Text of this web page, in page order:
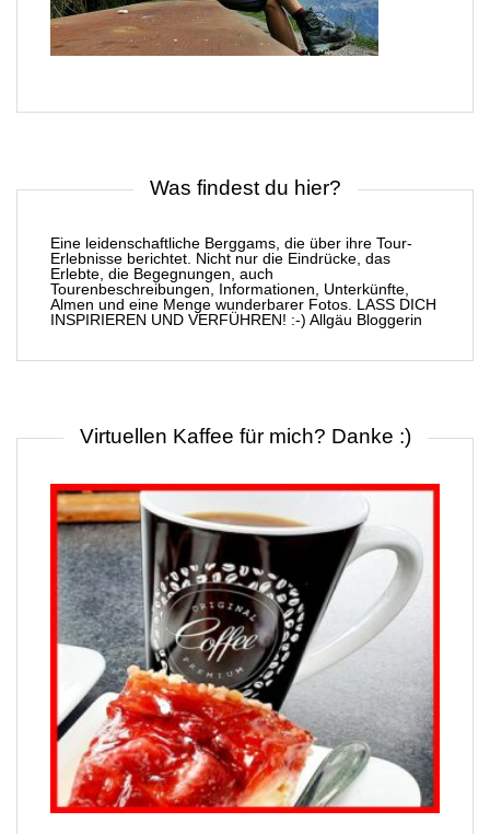
Was findest du hier?
Eine leidenschaftliche Berggams, die über ihre Tour-
Erlebnisse berichtet. Nicht nur die Eindrücke, das
Erlebte, die Begegnungen, auch
Tourenbeschreibungen, Informationen, Unterkünfte,
Almen und eine Menge wunderbarer Fotos. LASS DICH
INSPIRIEREN UND VERFÜHREN! :-) Allgäu Bloggerin
Virtuellen Kaffee für mich? Danke :)